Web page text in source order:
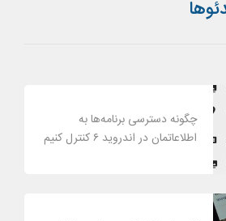
چگونه دسترسی برنامه‌ها به
اطلاعاتمان در اندروید ۶ کنترل کنیم